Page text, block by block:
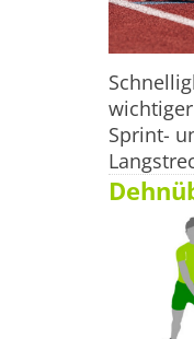
unter info@joggen-
Sprint-